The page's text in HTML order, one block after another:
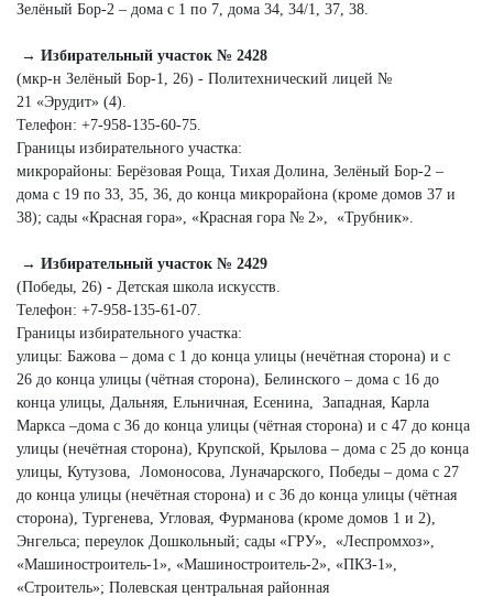
Зелёный Бор‑2 – дома с 1 по 7, дома 34, 34/1, 37, 38.
→ Избирательный участок № 2428
(мкр-н Зелёный Бор‑1, 26) - Политехнический лицей №
21 «Эрудит» (4).
Телефон: +7‑958‑135‑60‑75.
Границы избирательного участка:
микрорайоны: Берёзовая Роща, Тихая Долина, Зелёный Бор‑2 –
дома с 19 по 33, 35, 36, до конца микрорайона (кроме домов 37 и
38); сады «Красная гора», «Красная гора № 2», «Трубник».
→ Избирательный участок № 2429
(Победы, 26) - Детская школа искусств.
Телефон: +7‑958‑135‑61‑07.
Границы избирательного участка:
улицы: Бажова – дома с 1 до конца улицы (нечётная сторона) и с
26 до конца улицы (чётная сторона), Белинского – дома с 16 до
конца улицы, Дальняя, Ельничная, Есенина, Западная, Карла
Маркса –дома с 36 до конца улицы (чётная сторона) и с 47 до конца
улицы (нечётная сторона), Крупской, Крылова – дома с 25 до конца
улицы, Кутузова, Ломоносова, Луначарского, Победы – дома с 27
до конца улицы (нечётная сторона) и с 36 до конца улицы (чётная
сторона), Тургенева, Угловая, Фурманова (кроме домов 1 и 2),
Энгельса; переулок Дошкольный; сады «ГРУ», «Леспромхоз»,
«Машиностроитель‑1», «Машиностроитель‑2», «ПКЗ‑1»,
«Строитель»; Полевская центральная районная